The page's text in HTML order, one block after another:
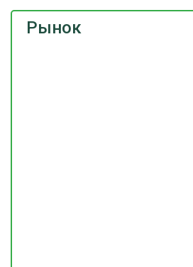
Рынок